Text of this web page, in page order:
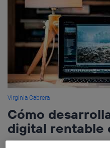
Virginia Cabrera
Cómo
digital rentable